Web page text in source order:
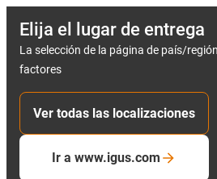
Elija el lugar de entrega
La selección de la página de país/
factores
Ver todas las localizaciones
Ir a www.igus.com